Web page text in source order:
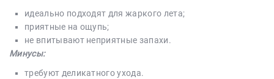
идеально подходят для жаркого лета;
приятные на ощупь;
не впитывают неприятные запахи.
Минусы:
требуют деликатного ухода.